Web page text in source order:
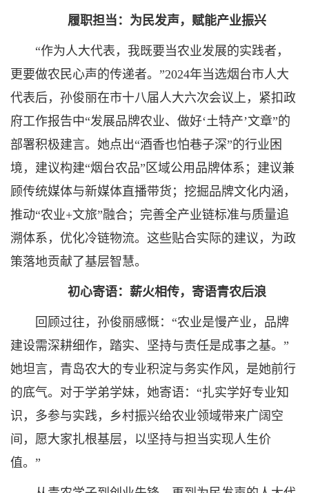
履职担当：为民发声，赋能产业振兴
“作为人大代表，我既要当农业发展的实践者，
更要做农民心声的传递者。”2024年当选烟台市人大
代表后，孙俊丽在市十八届人大六次会议上，紧扣政
府工作报告中“发展品牌农业、做好‘土特产’文章”的
部署积极建言。她点出“酒香也怕巷子深”的行业困
境，建议构建“烟台农品”区域公用品牌体系；建议兼
顾传统媒体与新媒体直播带货；挖掘品牌文化内涵，
推动“农业+文旅”融合；完善全产业链标准与质量追
溯体系，优化冷链物流。这些贴合实际的建议，为政
策落地贡献了基层智慧。
初心寄语：薪火相传，寄语青农后浪
回顾过往，孙俊丽感慨：“农业是慢产业，品牌
建设需深耕细作，踏实、坚持与责任是成事之基。”
她坦言，青岛农大的专业积淀与务实作风，是她前行
的底气。对于学弟学妹，她寄语：“扎实学好专业知
识，多参与实践，乡村振兴给农业领域带来广阔空
间，愿大家扎根基层，以坚持与担当实现人生价
值。”